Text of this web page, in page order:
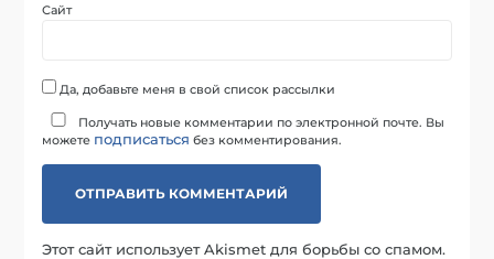
Сайт
Да, добавьте меня в свой список рассылки
Получать новые комментарии по электронной почте. Вы
можете подписаться без комментирования.
Этот сайт использует Akismet для борьбы со спамом.